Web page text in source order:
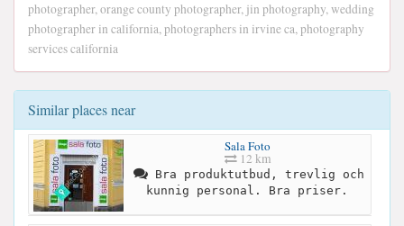
photographer, orange county photographer, jin photography, wedding
photographer in california, photographers in irvine ca, photography
services california
Similar places near
Sala Foto
12 km
Bra produktutbud, trevlig och
kunnig personal. Bra priser.